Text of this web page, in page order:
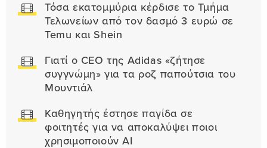
Τόσα εκατομμύρια κέρδισε το Τμήμα
Τελωνείων από τον δασμό 3 ευρώ σε
Temu και Shein
Γιατί ο CEO της Adidas «ζήτησε
συγγνώμη» για τα ροζ παπούτσια του
Μουντιάλ
Καθηγητής έστησε παγίδα σε
φοιτητές για να αποκαλύψει ποιοι
χρησιμοποιούν AI